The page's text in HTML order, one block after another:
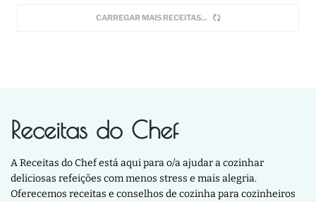
CARREGAR MAIS RECEITAS
Receitas do Chef
A Receitas do Chef está aqui para o/a ajudar a cozinhar
deliciosas refeições com menos stress e mais alegria.
Oferecemos receitas e conselhos de cozinha para cozinheiros